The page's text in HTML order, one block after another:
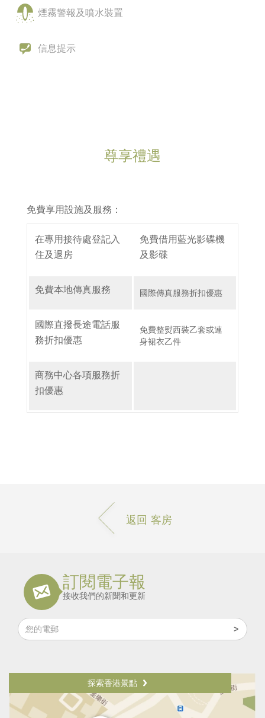
煙霧警報及噴水裝置
信息提示
尊享禮遇
免費享用設施及服務：
在專用接待處登記入
住及退房
免費借用藍光影碟機
及影碟
免費本地傳真服務 國際傳真服務折扣優惠
國際直撥長途電話服
務折扣優惠
免費整熨西裝乙套或連
身裙衣乙件
商務中心各項服務折
扣優惠
返回 客房
訂閱電子報
接收我們的新聞和更新
探索香港景點